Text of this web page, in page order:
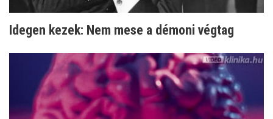
Idegen kezek: Nem mese a démoni végtag